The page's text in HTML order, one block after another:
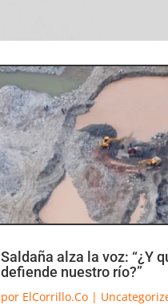
Saldaña alza la voz: “¿Y
defiende nuestro río?”
por ElCorrillo.Co|